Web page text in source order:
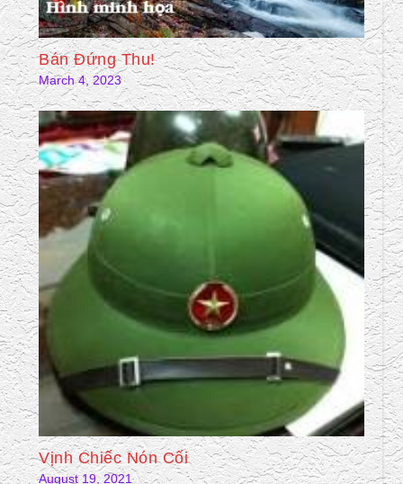
Bán Đứng Thu!
March 4, 2023
Vịnh Chiếc Nón Cối
August 19, 2021